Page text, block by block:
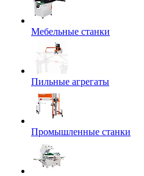
Мебельные станки
Пильные агрегаты
Промышленные станки